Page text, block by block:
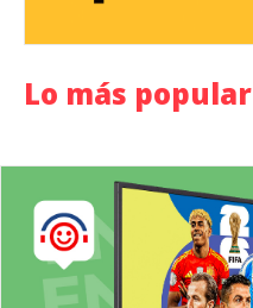
Lo más popular